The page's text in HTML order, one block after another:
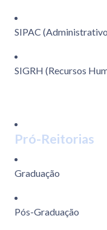
SIPAC
SIGRH (Recursos
Pró-Reitorias
Graduação
Pós-Graduação